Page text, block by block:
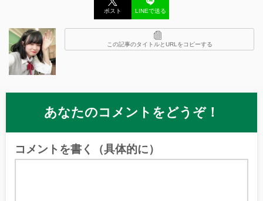
ポスト LINEで送る
この記事のタイトルとURLをコピーする
あなたのコメントをどうぞ！
コメントを書く（具体的に）